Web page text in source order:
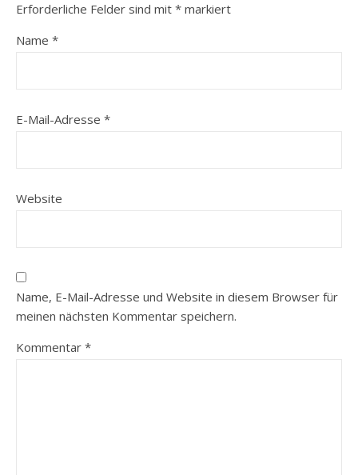
Erforderliche Felder sind mit * markiert
Name *
E-Mail-Adresse *
Website
Name, E-Mail-Adresse und Website in diesem Browser für
meinen nächsten Kommentar speichern.
Kommentar *